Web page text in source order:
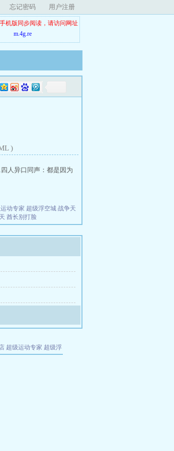
忘记密码 用户注册
机版同步阅读，请访问网址
m.4g.re
)
人异口同声：都是因为
动专家 超级浮空城 战争天
酋长别打脸
超级运动专家 超级浮